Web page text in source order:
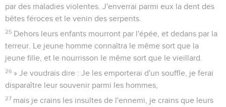
par des maladies violentes. J'enverrai parmi eux la dent des
bêtes féroces et le venin des serpents.
25 Dehors leurs enfants mourront par l'épée, et dedans par la
terreur. Le jeune homme connaîtra le même sort que la
jeune fille, et le nourrisson le même sort que le vieillard.
26 » Je voudrais dire : Je les emporterai d'un souffle, je ferai
disparaître leur souvenir parmi les hommes,
27 mais je crains les insultes de l'ennemi, je crains que leurs